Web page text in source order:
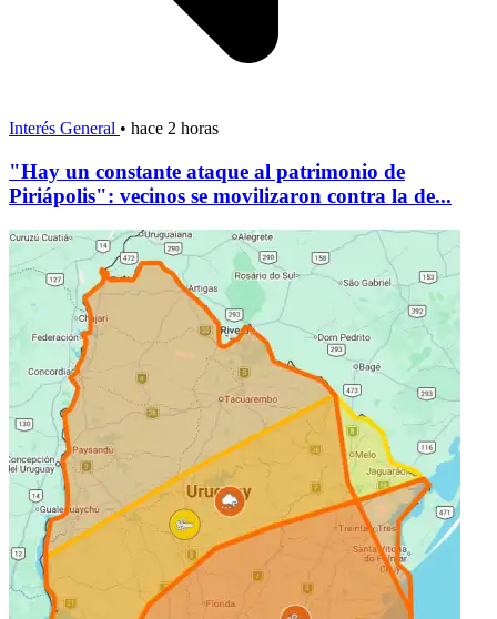
Interés General • hace 2 horas
"Hay un constante ataque al patrimonio de
Piriápolis": vecinos se movilizaron contra la de...